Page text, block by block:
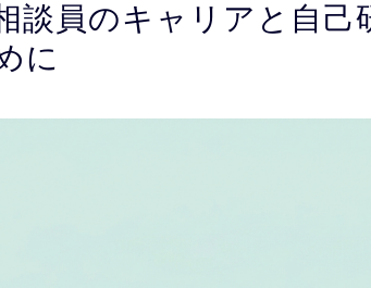
談員のキャリアと自
に